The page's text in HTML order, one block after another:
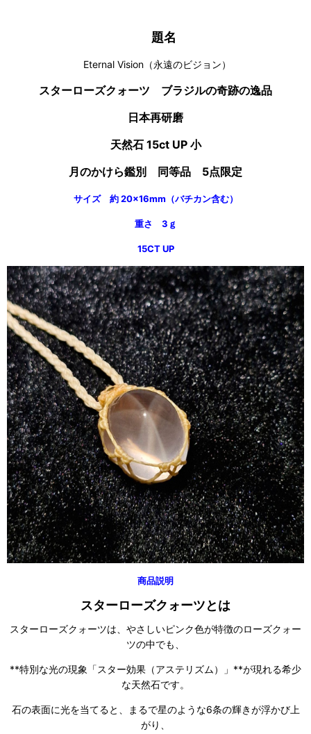
題名
Eternal Vision（永遠のビジョン）
スターローズクォーツ ブラジルの奇跡の逸品
日本再研磨
天然石 15ct UP 小
月のかけら鑑別 同等品 5点限定
サイズ 約 20×16mm（バチカン含む）
重さ 3ｇ
15CT UP
商品説明
スターローズクォーツとは
スターローズクォーツは、やさしいピンク色が特徴のローズクォー
ツの中でも、
**特別な光の現象「スター効果（アステリズム）」**が現れる希少
な天然石です。
石の表面に光を当てると、まるで星のような6条の輝きが浮かび上
がり、